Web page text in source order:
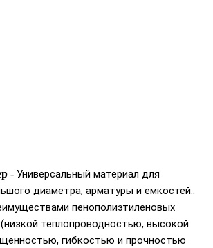
- Универсальный материал для
диаметра, арматуры и емкостей..
пенополиэтиленовых
теплопроводностью, высокой
гибкостью и прочностью